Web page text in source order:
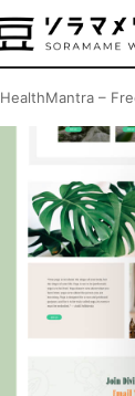
HealthMantra –